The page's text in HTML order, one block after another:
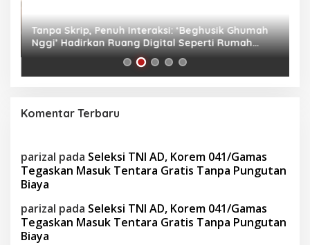
Tanpa Skrip, Penuh Interaksi: ‘Beghusik Ghumah
Nggi’ Hadirkan Ruang Digital Seperti Rumah
Sendiri
Komentar Terbaru
parizal pada Seleksi TNI AD, Korem 041/Gamas
Tegaskan Masuk Tentara Gratis Tanpa Pungutan
Biaya
parizal pada Seleksi TNI AD, Korem 041/Gamas
Tegaskan Masuk Tentara Gratis Tanpa Pungutan
Biaya